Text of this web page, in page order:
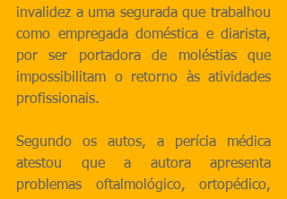
invalidez a uma segurada que trabalhou
como empregada doméstica e diarista,
por ser portadora de moléstias que
impossibilitam o retorno às atividades
profissionais.
Segundo os autos, a perícia médica
atestou que a autora apresenta
problemas oftalmológico, ortopédico,